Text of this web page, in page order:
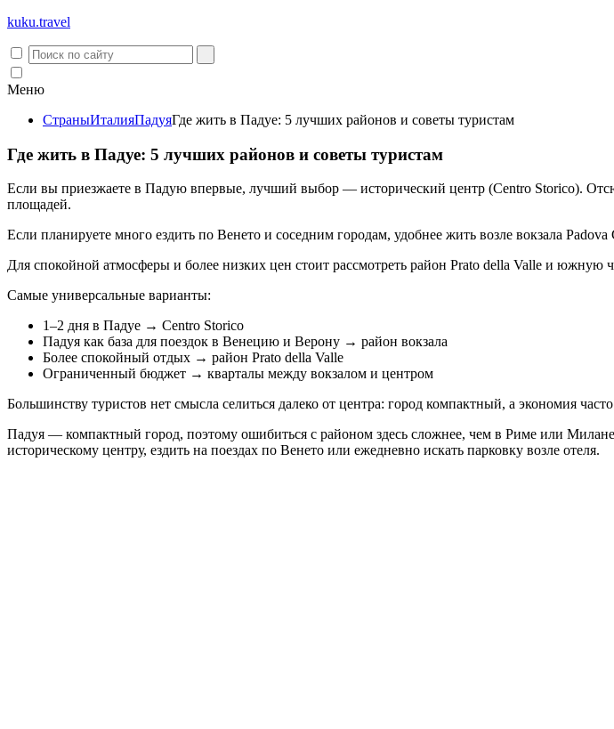
kuku.travel
Меню
СтраныИталияПадуяГде жить в Падуе: 5 лучших районов и советы туристам
Где жить в Падуе: 5 лучших районов и советы туристам
Если вы приезжаете в Падую впервые, лучший выбор — исторический центр (Centro Storico).
площадей.
Если планируете много ездить по Венето и соседним городам, удобнее жить возле вокзала Padova
Для спокойной атмосферы и более низких цен стоит рассмотреть район Prato della Valle и южную
Самые универсальные варианты:
1–2 дня в Падуе → Centro Storico
Падуя как база для поездок в Венецию и Верону → район вокзала
Более спокойный отдых → район Prato della Valle
Ограниченный бюджет → кварталы между вокзалом и центром
Большинству туристов нет смысла селиться далеко от центра: город компактный, а экономия
Падуя — компактный город, поэтому ошибиться с районом здесь сложнее, чем в Риме или
историческому центру, ездить на поездах по Венето или ежедневно искать парковку возле отеля.